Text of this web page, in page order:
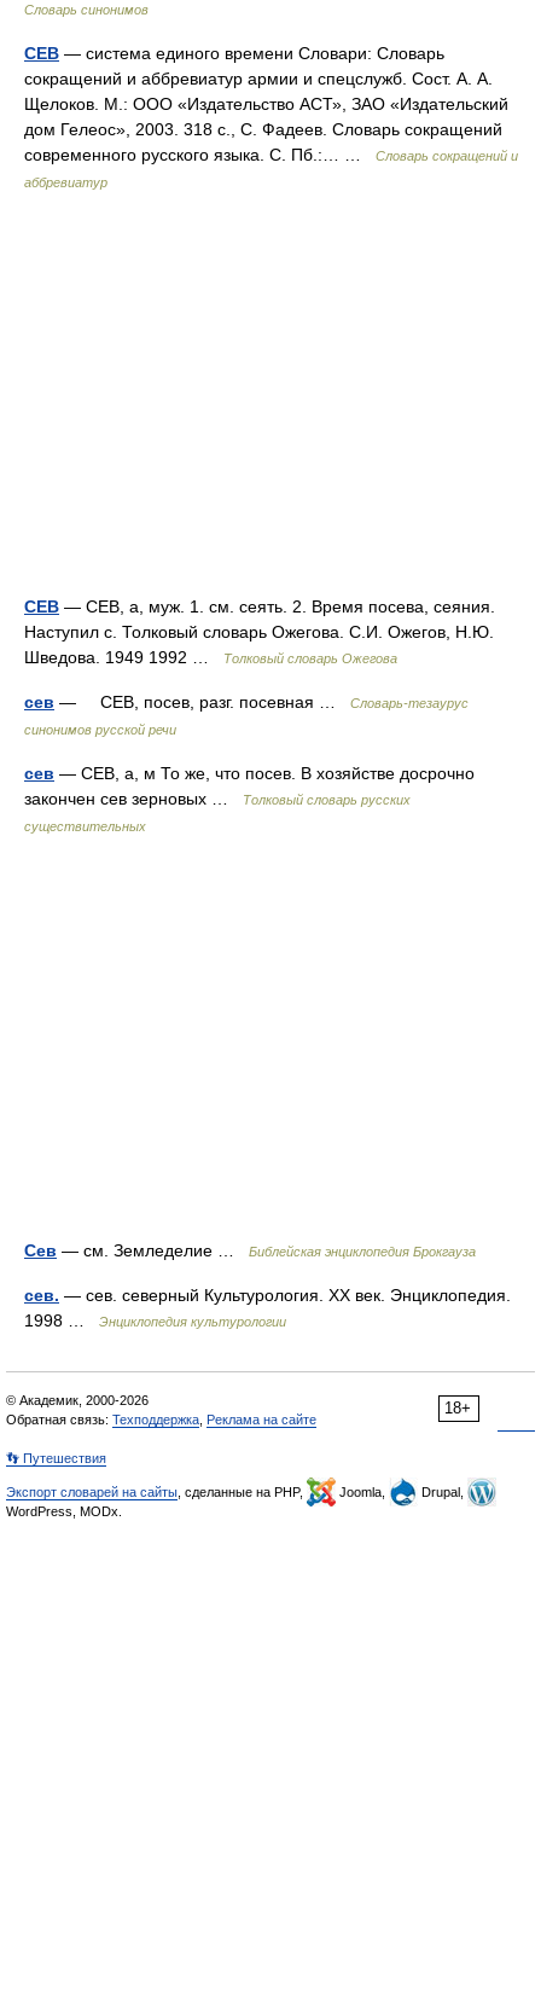
Словарь синонимов
СЕВ — система единого времени Словари: Словарь
сокращений и аббревиатур армии и спецслужб. Сост. А. А.
Щелоков. М.: ООО «Издательство АСТ», ЗАО «Издательский
дом Гелеос», 2003. 318 с., С. Фадеев. Словарь сокращений
современного русского языка. С. Пб.:… …
Словарь сокращений и
аббревиатур
СЕВ — СЕВ, а, муж. 1. см. сеять. 2. Время посева, сеяния.
Наступил с. Толковый словарь Ожегова. С.И. Ожегов, Н.Ю.
Шведова. 1949 1992 …
Толковый словарь Ожегова
сев — СЕВ, посев, разг. посевная …
Словарь-тезаурус
синонимов русской речи
сев — СЕВ, а, м То же, что посев. В хозяйстве досрочно
закончен сев зерновых …
Толковый словарь русских
существительных
Сев — см. Земледелие … Библейская энциклопедия Брокгауза
сев. — сев. северный Культурология. XX век. Энциклопедия.
1998 …
Энциклопедия культурологии
18+
© Академик, 2000-2026
Обратная связь: Техподдержка Реклама на сайте
👣 Путешествия
Экспорт словарей на сайты , сделанные на PHP, Joomla,
Drupal,
WordPress, MODx.